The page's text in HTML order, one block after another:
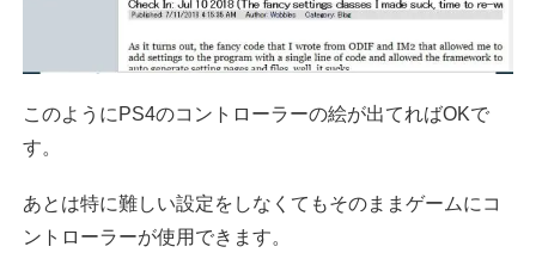
このようにPS4のコントローラーの絵が出てればOKで
す。
あとは特に難しい設定をしなくてもそのままゲームにコ
ントローラーが使用できます。